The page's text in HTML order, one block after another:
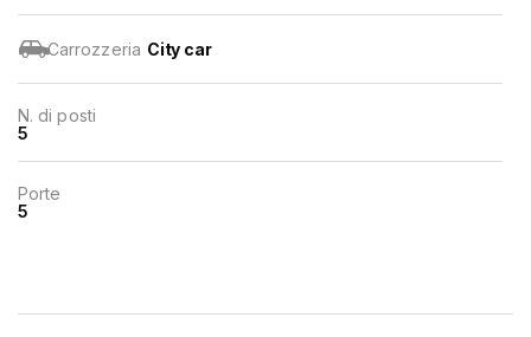
Carrozzeria City car
N. di posti
5
Porte
5